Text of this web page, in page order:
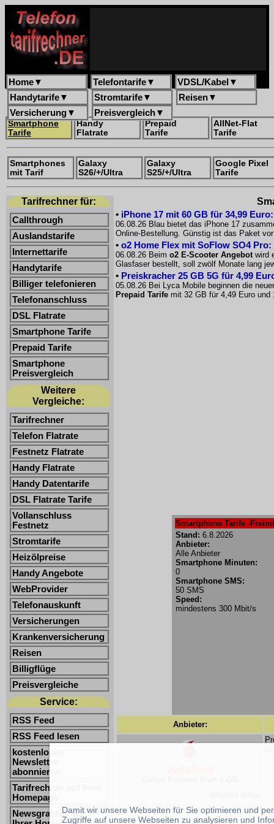
Home▼ Telefontarife▼ VDSL/Kabel ▼
Handytarife▼ Stromtarife▼ Reisen▼
Versicherung▼ Preisvergleich▼
Smartphone
Tarife
Handy
Flatrate
Prepaid
Tarife
AllNet-Flat
Tarife
Smartphones
mit Tarif
Galaxy
S26/+/Ultra
Galaxy
S25/+/Ultra
Google Pixel
Tarife
Tarifrechner für:
Callthrough
Auslandstarife
Internettarife
Handytarife
Billiger telefonieren
Telefonanschluss
DSL Flatrate
Smartphone Tarife
Prepaid Tarife
Smartphone
Preisvergleich
Weitere
Vergleiche:
Tarifrechner
Telefon Flatrate
Festnetz Flatrate
Handy Flatrate
Handy Datentarife
DSL Flatrate Tarife
Vollanschluss
Festnetz
Stromtarife
Heizölpreise
Handy Angebote
WebProvider
Telefonauskunft
Versicherungen
Krankenversicherung
Reisen
Billigflüge
Preisvergleiche
Service:
RSS Feed
RSS Feed lesen
kostenlosen
Newsletter
abonnieren
Tarifrechner auf Ihrer
Homepage
Newsgrabber auf
• iPhone 17 mit 60 GB für 34,99
06.08.26 Blau bietet das iPhone 17
Online-Bestellung. Günstig ist das Paket
• o2 Home Flex mit SoFlow SO4
06.08.26 Beim o2 E-Scooter Angebotwird
Glasfaser bestellt, soll zwölf Monate lang
• Preiskracher 25 GB 5G für 4,99
05.08.26 Bei Lyca Mobile beginnen die
Prepaid Tarife mit 32 GB für 4,49 Euro
Smartphone Tarife -
Stand: 6.8.2026
Anbieter:
Alle Anbieter
Smartphone Minuten:
0
Smartphone SMS:
50 SMS
Speed:
mindestens 300 Mbit/s
Anbieter:
Damit wir unsere Webseiten für Sie optimieren und
Zugriffe auf unsere Webseiten zu analysieren und